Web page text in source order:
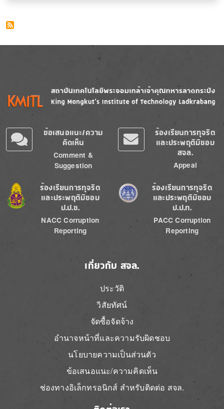
Image
ข้อเสนอแนะ/ความ
คิดเห็น
Comment &
Suggestion
ร้องเรียนการทุจริต
และประพฤติมิชอบ
สจล.
Appeal
Image
ร้องเรียนการทุจริต
และประพฤติมิชอบ
ป.ป.ช.
NACC Corruption
Reporting
Image
ร้องเรียนการทุจริต
และประพฤติมิชอบ
ป.ป.ท.
PACC Corruption
Reporting
เกี่ยวกับ สจล.
ประวัติ
วิสัยทัศน์
จัดซื้อจัดจ้าง
อำนาจหน้าที่และความรับผิดชอบ
นโยบายความเป็นส่วนตัว
ข้อเสนอแนะ/ความคิดเห็น
ช่องทางอิเล็กทรอนิกส์ สำหรับติดต่อ สจล.